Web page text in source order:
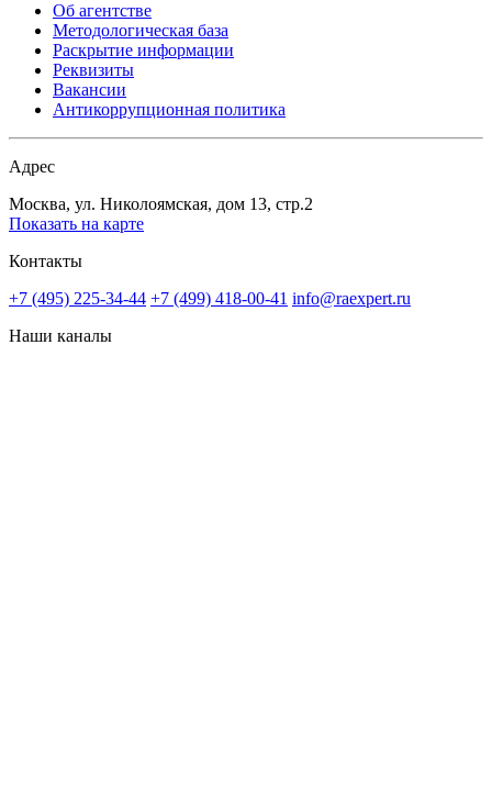
Об агентстве
Методологическая база
Раскрытие информации
Реквизиты
Вакансии
Антикоррупционная политика
Адрес
Москва, ул. Николоямская, дом 13, стр.2
Показать на карте
Контакты
+7 (495) 225-34-44 +7 (499) 418-00-41 info@raexpert.ru
Наши каналы